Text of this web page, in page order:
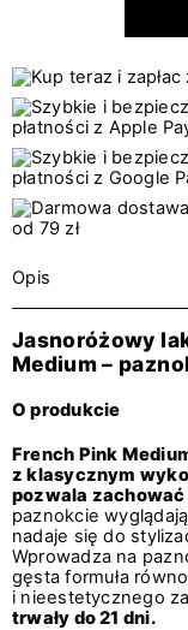
Opis
Jasnoróżowy
Medium –
O produkcie
French Pink
z klasycznym
pozwala
paznokcie
nadaje się do
Wprowadza na
gęsta formuła
i nieestetycznego
trwały do 21 dni.